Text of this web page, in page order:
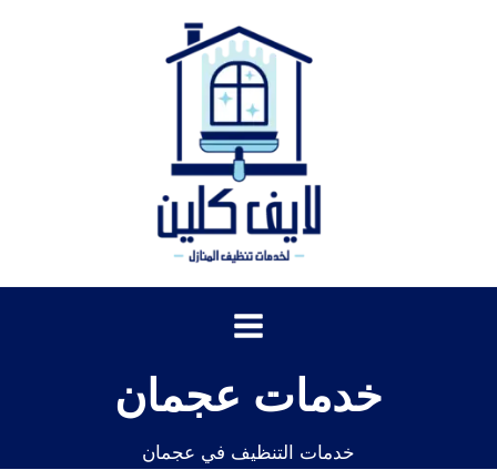
خدمات عجمان
خدمات التنظيف في عجمان